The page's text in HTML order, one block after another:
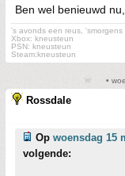
Ben wel benieuwd
's avonds een reus,
Xbox: kneusteun
PSN: kneusteun
Steam:kneusteun
•
Rossdale
Op woensdag 15
volgende: